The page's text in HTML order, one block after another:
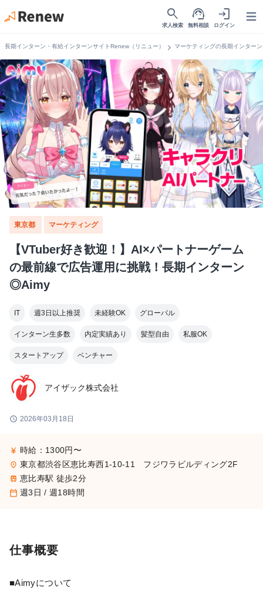
search
求人検索
support_agent
無料相談
login
ログイン
長期インターン・有給インターンサイトRenew（リニュー） chevron_right マーケティングの長期インター
東京都 マーケティング
【VTuber好き歓迎！】AI×パートナーゲーム
の最前線で広告運用に挑戦！長期インターン
◎Aimy
IT 週3日以上推奨 未経験OK グローバル
インターン生多数 内定実績あり 髪型自由 私服OK
スタートアップ ベンチャー
アイザック株式会社
schedule 2026年03月18日
currency_yen 時給：1300円〜
place 東京都渋谷区恵比寿西1-10-11 フジワラビルディング2F
train 恵比寿駅 徒歩2分
calendar_today 週3日 / 週18時間
仕事概要
■Aimyについて